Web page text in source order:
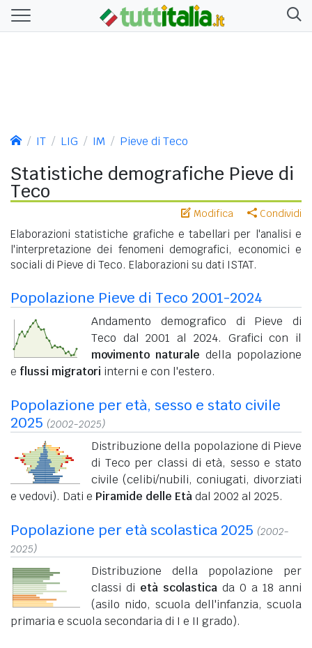
IT LIG IM Pieve di Teco
Statistiche demografiche Pieve di
Teco
Modifica Condividi
Elaborazioni statistiche grafiche e tabellari per l'analisi e
l'interpretazione dei fenomeni demografici, economici e
sociali di Pieve di Teco. Elaborazioni su dati ISTAT.
Popolazione Pieve di Teco 2001-2024
Andamento demografico di Pieve di
Teco dal 2001 al 2024. Grafici con il
movimento naturale della popolazione
e flussi migratori interni e con l'estero.
Popolazione per età, sesso e stato civile
2025 (2002-2025)
Distribuzione della popolazione di Pieve
di Teco per classi di età, sesso e stato
civile (celibi/nubili, coniugati, divorziati
e vedovi). Dati e Piramide delle Etàdal 2002 al 2025.
Popolazione per età scolastica 2025 (2002-
2025)
Distribuzione della popolazione per
classi di età scolastica da 0 a 18 anni
(asilo nido, scuola dell'infanzia, scuola
primaria e scuola secondaria di I e II grado).